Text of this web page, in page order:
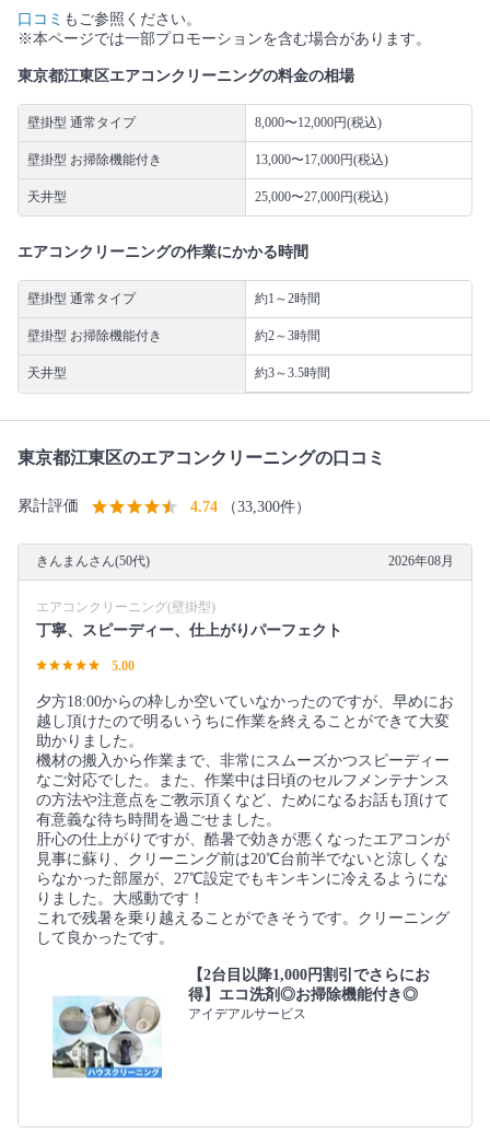
口コミ もご参照ください。
※本ページでは一部プロモーションを含む場合があります。
東京都江東区エアコンクリーニングの料金の相場
壁掛型 通常タイプ 8,000〜12,000円(税込)
壁掛型 お掃除機能付き 13,000〜17,000円(税込)
天井型 25,000〜27,000円(税込)
エアコンクリーニングの作業にかかる時間
壁掛型 通常タイプ 約1～2時間
壁掛型 お掃除機能付き 約2～3時間
天井型 約3～3.5時間
東京都江東区のエアコンクリーニングの口コミ
累計評価 4.74 （33,300件）
きんまんさん(50代) 2026年08月
エアコンクリーニング(壁掛型)
丁寧、スピーディー、仕上がりパーフェクト
5.00
夕方18:00からの枠しか空いていなかったのですが、早めにお
越し頂けたので明るいうちに作業を終えることができて大変
助かりました。
機材の搬入から作業まで、非常にスムーズかつスピーディー
なご対応でした。また、作業中は日頃のセルフメンテナンス
の方法や注意点をご教示頂くなど、ためになるお話も頂けて
有意義な待ち時間を過ごせました。
肝心の仕上がりですが、酷暑で効きが悪くなったエアコンが
見事に蘇り、クリーニング前は20℃台前半でないと涼しくな
らなかった部屋が、27℃設定でもキンキンに冷えるようにな
りました。大感動です！
これで残暑を乗り越えることができそうです。クリーニング
して良かったです。
【2台目以降1,000円割引でさらにお
得】エコ洗剤◎お掃除機能付き◎
アイデアルサービス